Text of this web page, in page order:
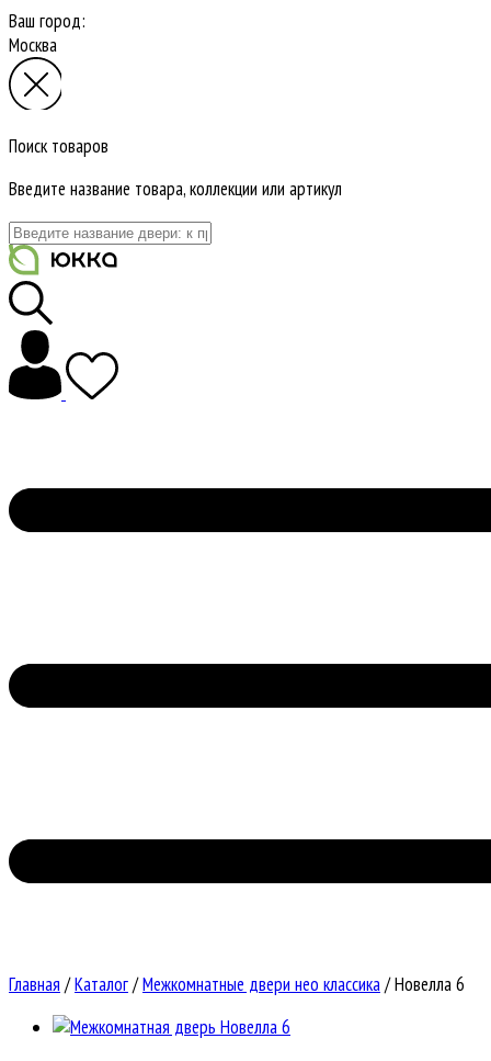
Ваш город:
Москва
Поиск товаров
Введите название товара, коллекции или артикул
Главная /Каталог/Межкомнатные двери нео классика/Новелла 6